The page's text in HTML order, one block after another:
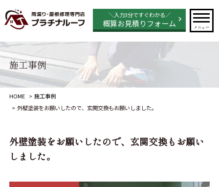
＼入力3分ですぐわかる／
概算お見積りフォーム メニュー
施工事例
HOME
施工事例
外壁塗装をお願いしたので、玄関交換もお願いしました。
外壁塗装をお願いしたので、玄関交換もお願い
しました。